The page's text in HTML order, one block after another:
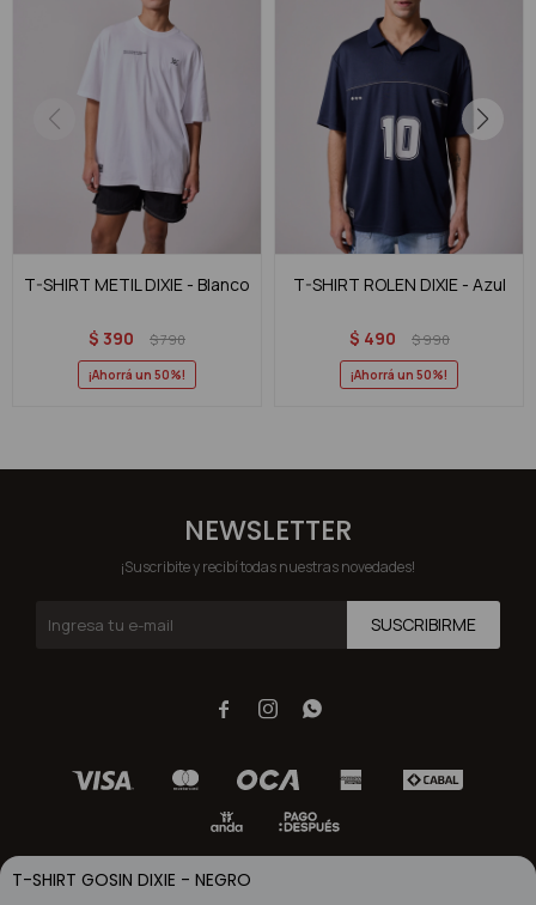
T-SHIRT GOSIN DIXIE - NEGRO
T-SHIRT METIL DIXIE - Blanco
$ 390 $790
50
T-SHIRT ROLEN DIXIE - Azul
$ 490 $990
50
NEWSLETTER
¡Suscribite y recibí todas nuestras novedades!
SUSCRIBIRME
  